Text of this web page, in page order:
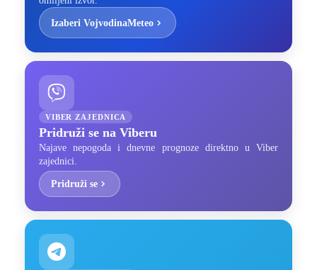
Izaberi VojvodinaMeteo
VIBER ZAJEDNICA
Pridruži se na Viberu
Najave nepogoda i dnevne prognoze direktno u Viber
zajednici.
Pridruži se